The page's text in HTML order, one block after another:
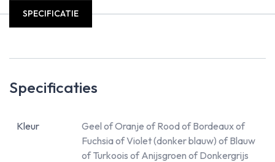
SPECIFICATIE
Specificaties
Kleur Geel ofOranje ofRoodofBordeauxof
FuchsiaofViolet (donker blauw) ofBlauw
ofTurkoois ofAnijsgroen ofDonkergrijs